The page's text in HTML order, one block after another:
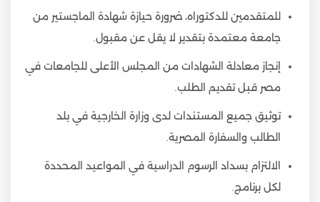
للمتقدمين للدكتوراه، ضرورة حيازة شهادة الماجستير من
جامعة معتمدة بتقدير لا يقل عن مقبول.
إنجاز معادلة الشهادات من المجلس الأعلى للجامعات في
مصر قبل تقديم الطلب.
توثيق جميع المستندات لدى وزارة الخارجية في بلد
الطالب والسفارة المصرية.
الالتزام بسداد الرسوم الدراسية في المواعيد المحددة
لكل برنامج.